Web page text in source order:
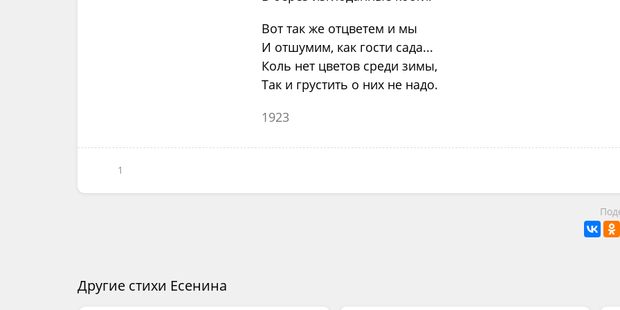
Вот так же отцветем и мы
И отшумим, как гости сада...
Коль нет цветов среди зимы,
Так и грустить о них не надо.
1923
1
Другие стихи Есенина